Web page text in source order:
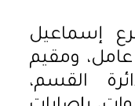
إسماعيل
40 عامًا، عامل، ومقيم
القسم،